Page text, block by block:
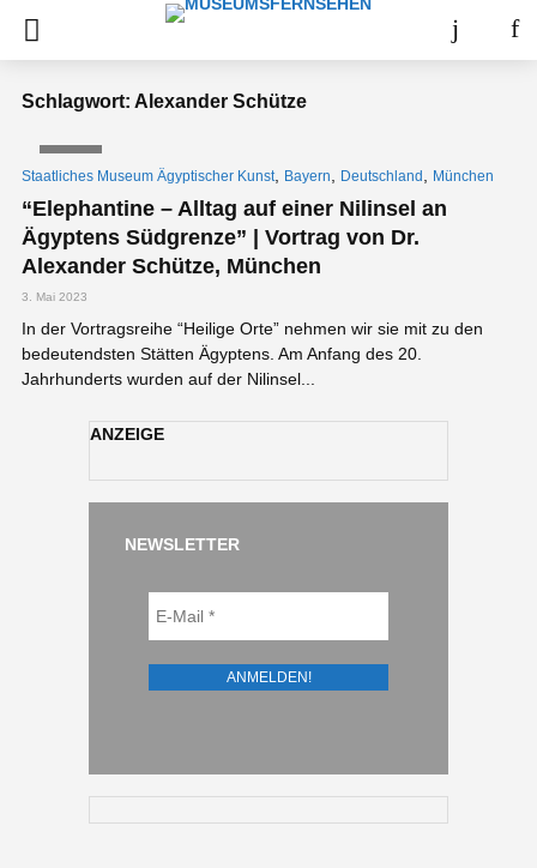
Schlagwort: Alexander Schütze
Staatliches Museum Ägyptischer Kunst Bayern Deutschland München
“Elephantine – Alltag auf einer Nilinsel an
Ägyptens Südgrenze” | Vortrag von Dr.
Alexander Schütze, München
3. Mai 2023
In der Vortragsreihe “Heilige Orte” nehmen wir sie mit zu den
bedeutendsten Stätten Ägyptens. Am Anfang des 20.
Jahrhunderts wurden auf der Nilinsel...
ANZEIGE
NEWSLETTER